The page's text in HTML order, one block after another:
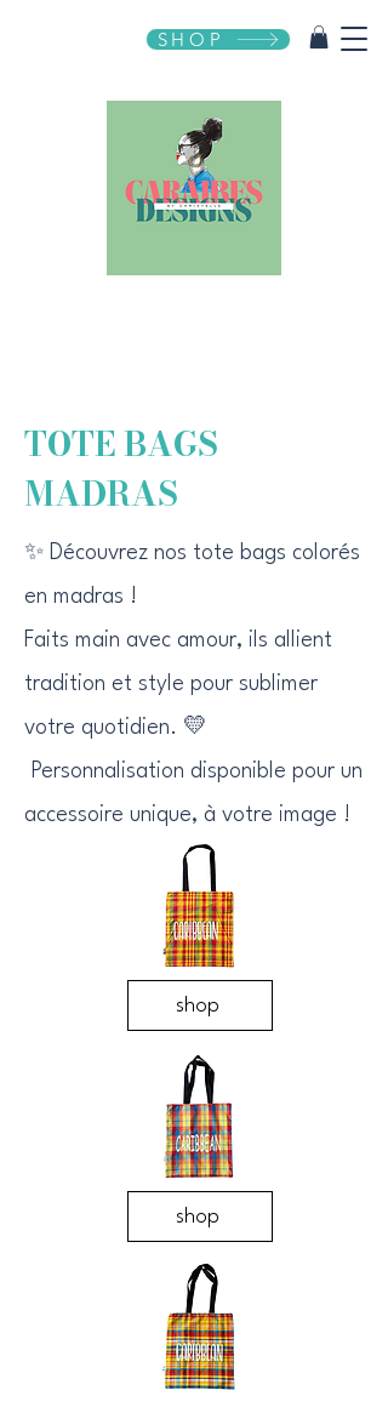
SHOP
TOTE BAGS
MADRAS
✨ Découvrez nos tote bags colorés
en madras !
Faits main avec amour, ils allient
tradition et style pour sublimer
votre quotidien. 💛
Personnalisation disponible pour un
accessoire unique, à votre image !
shop
shop